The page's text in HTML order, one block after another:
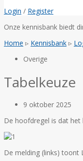
Login / Register
Onze kennisbank biedt
Home ▹ Kennisbank ▹
Overige
Tabelkeuze
9 oktober 2025
De hoofdregel is dat
De melding (links) toont